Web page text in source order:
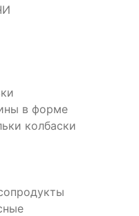
в форме
колбаски